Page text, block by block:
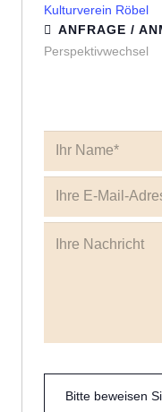
Kulturverein Röbel
ANFRAGE /
Bitte beweisen